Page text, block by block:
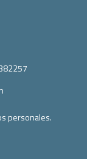
personales.